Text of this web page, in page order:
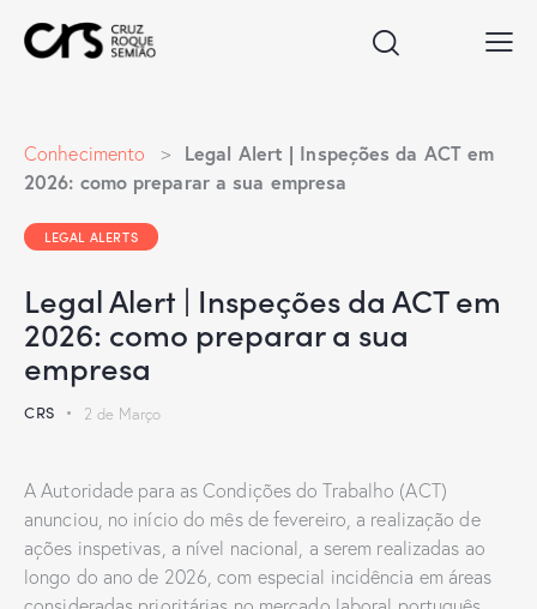
Conhecimento > Legal Alert | Inspeções da ACT em
2026: como preparar a sua empresa
LEGAL ALERTS
Legal Alert | Inspeções da ACT em
2026: como preparar a sua
empresa
CRS 2 de Março
A Autoridade para as Condições do Trabalho (ACT)
anunciou, no início do mês de fevereiro, a realização de
ações inspetivas, a nível nacional, a serem realizadas ao
longo do ano de 2026, com especial incidência em áreas